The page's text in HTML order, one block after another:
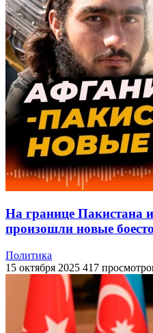
На границе Пакистана
произошли новые
Политика
15 октября 2025 417